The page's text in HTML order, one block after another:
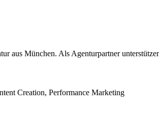
aus München. Als Agenturpartner
Creation, Performance Marketing